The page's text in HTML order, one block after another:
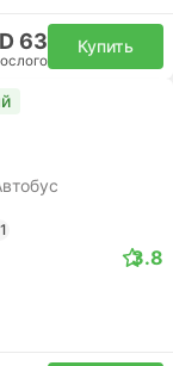
63 Купить
3.8